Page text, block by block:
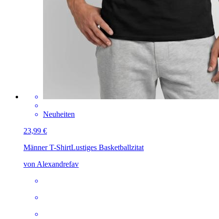
Neuheiten
23,99 €
Männer T-ShirtLustiges Basketballzitat
von Alexandrefav